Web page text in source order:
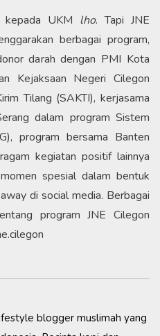
kepada UKM lho. Tapi JNE
berbagai program,
darah dengan PMI Kota
Kejaksaan Negeri Cilegon
Tilang (SAKTI), kerjasama
dalam program Sistem
program bersama Banten
kegiatan positif lainnya
spesial dalam bentuk
di social media. Berbagai
program JNE Cilegon
blogger muslimah yang